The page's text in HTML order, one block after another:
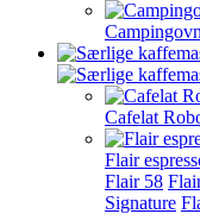
Cafelat
Flair
Flair 58
Signature